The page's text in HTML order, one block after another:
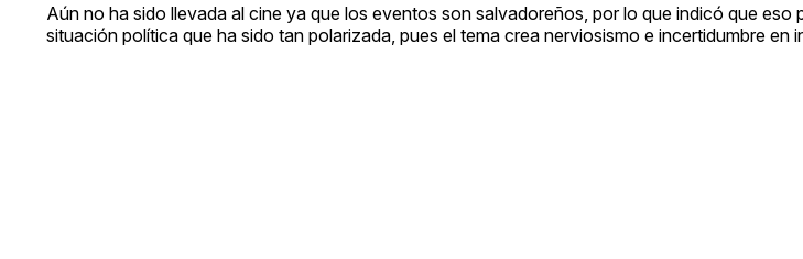
Aún no ha sido llevada al cine ya que los eventos son salvadoreños, por lo que indicó que eso
situación política que ha sido tan polarizada, pues el tema crea nerviosismo e incertidumbre en